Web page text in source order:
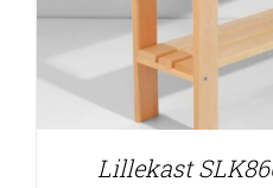
Lillekast